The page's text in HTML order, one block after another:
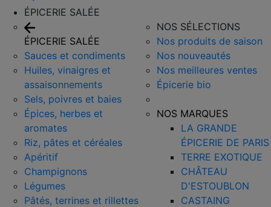
ÉPICERIE SALÉE
ÉPICERIE SALÉE
Sauces et condiments
Huiles, vinaigres et
assaisonnements
Sels, poivres et baies
Épices, herbes et
aromates
Riz, pâtes et céréales
Apéritif
Champignons
Légumes
Pâtés, terrines et rillettes
NOS SÉLECTIONS
Nos produits de saison
Nos nouveautés
Nos meilleures ventes
Épicerie bio
NOS MARQUES
LA GRANDE
ÉPICERIE DE PARIS
TERRE EXOTIQUE
CHÂTEAU
D'ESTOUBLON
CASTAING